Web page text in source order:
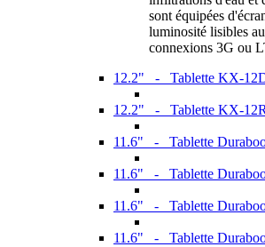
sont équipées
luminosité lisibles
connexions 3G ou
12.2" - Tablette KX-
12.2" - Tablette KX-12R
11.6" - Tablette
11.6" - Tablette
11.6" - Tablette
11.6" - Tablette